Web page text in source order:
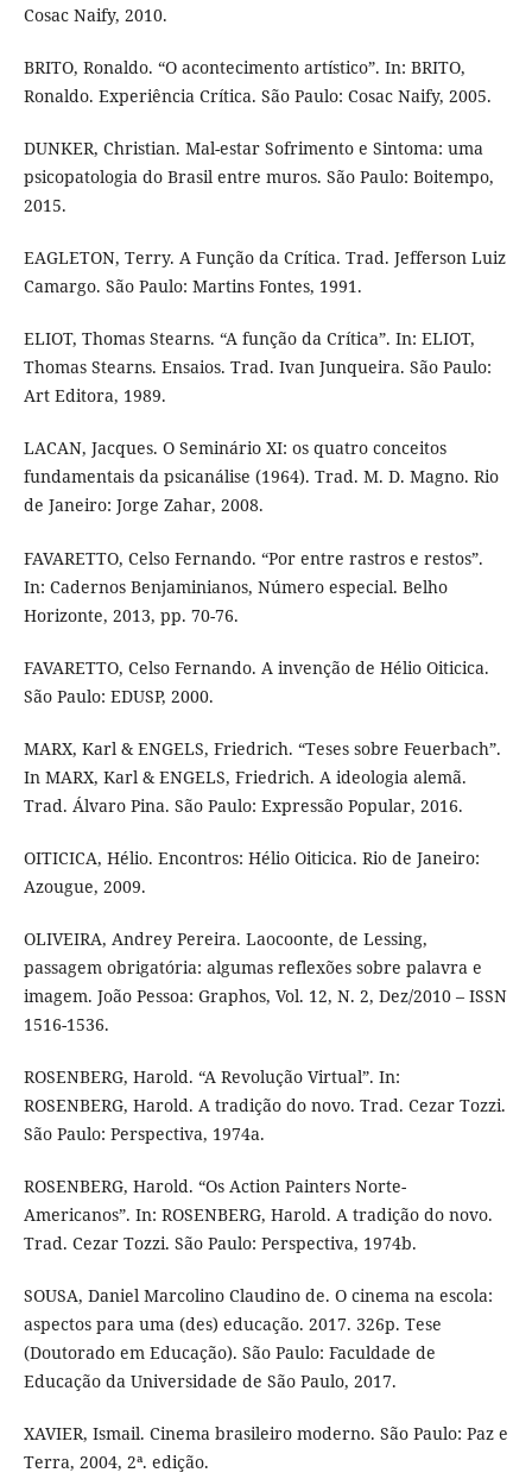
Cosac Naify, 2010.
BRITO, Ronaldo. “O acontecimento artístico”. In: BRITO,
Ronaldo. Experiência Crítica. São Paulo: Cosac Naify, 2005.
DUNKER, Christian. Mal-estar Sofrimento e Sintoma: uma
psicopatologia do Brasil entre muros. São Paulo: Boitempo,
2015.
EAGLETON, Terry. A Função da Crítica. Trad. Jefferson Luiz
Camargo. São Paulo: Martins Fontes, 1991.
ELIOT, Thomas Stearns. “A função da Crítica”. In: ELIOT,
Thomas Stearns. Ensaios. Trad. Ivan Junqueira. São Paulo:
Art Editora, 1989.
LACAN, Jacques. O Seminário XI: os quatro conceitos
fundamentais da psicanálise (1964). Trad. M. D. Magno. Rio
de Janeiro: Jorge Zahar, 2008.
FAVARETTO, Celso Fernando. “Por entre rastros e restos”.
In: Cadernos Benjaminianos, Número especial. Belho
Horizonte, 2013, pp. 70-76.
FAVARETTO, Celso Fernando. A invenção de Hélio Oiticica.
São Paulo: EDUSP, 2000.
MARX, Karl & ENGELS, Friedrich. “Teses sobre Feuerbach”.
In MARX, Karl & ENGELS, Friedrich. A ideologia alemã.
Trad. Álvaro Pina. São Paulo: Expressão Popular, 2016.
OITICICA, Hélio. Encontros: Hélio Oiticica. Rio de Janeiro:
Azougue, 2009.
OLIVEIRA, Andrey Pereira. Laocoonte, de Lessing,
passagem obrigatória: algumas reflexões sobre palavra e
imagem. João Pessoa: Graphos, Vol. 12, N. 2, Dez/2010 – ISSN
1516-1536.
ROSENBERG, Harold. “A Revolução Virtual”. In:
ROSENBERG, Harold. A tradição do novo. Trad. Cezar Tozzi.
São Paulo: Perspectiva, 1974a.
ROSENBERG, Harold. “Os Action Painters Norte-
Americanos”. In: ROSENBERG, Harold. A tradição do novo.
Trad. Cezar Tozzi. São Paulo: Perspectiva, 1974b.
SOUSA, Daniel Marcolino Claudino de. O cinema na escola:
aspectos para uma (des) educação. 2017. 326p. Tese
(Doutorado em Educação). São Paulo: Faculdade de
Educação da Universidade de São Paulo, 2017.
XAVIER, Ismail. Cinema brasileiro moderno. São Paulo: Paz e
Terra, 2004, 2ª. edição.